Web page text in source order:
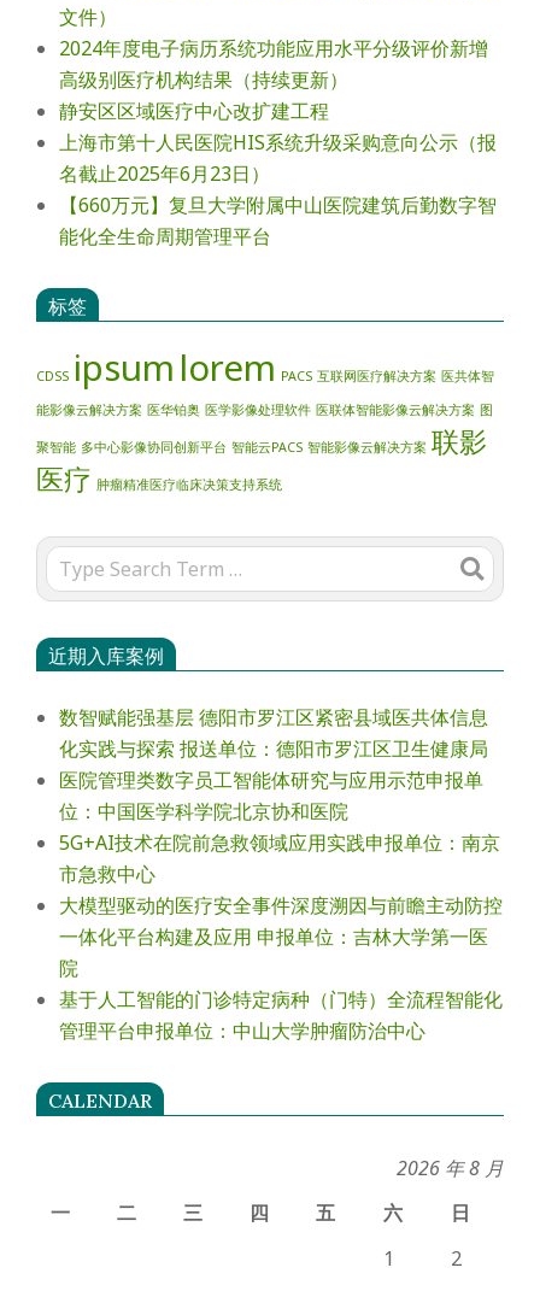
文件）
2024年度电⼦病历系统功能应⽤⽔平分级评价新增
⾼级别医疗机构结果（持续更新）
静安区区域医疗中心改扩建工程
上海市第十人民医院HIS系统升级采购意向公示（报
名截止2025年6月23日）
【660万元】复旦大学附属中山医院建筑后勤数字智
能化全生命周期管理平台
标签
CDSS ipsum lorem PACS 互联网医疗解决方案 医共体智
能影像云解决方案 医华铂奥 医学影像处理软件 医联体智能影像云解决方案 图
聚智能 多中心影像协同创新平台 智能云PACS 智能影像云解决方案 联影
医疗 肿瘤精准医疗临床决策支持系统
Search
近期入库案例
数智赋能强基层 德阳市罗江区紧密县域医共体信息
化实践与探索 报送单位：德阳市罗江区卫生健康局
医院管理类数字员工智能体研究与应用示范申报单
位：中国医学科学院北京协和医院
5G+AI技术在院前急救领域应用实践申报单位：南京
市急救中心
大模型驱动的医疗安全事件深度溯因与前瞻主动防控
一体化平台构建及应用 申报单位：吉林大学第一医
院
基于人工智能的门诊特定病种（门特）全流程智能化
管理平台申报单位：中山大学肿瘤防治中心
CALENDAR
2026 年 8 月
一
二 三 四 五 六
日
1
2